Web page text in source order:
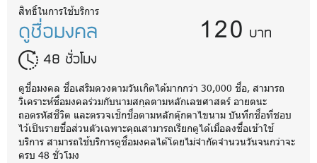
สิทธิ์ในการใช้บริการ
ดูชื่อมงคล
48 ชั่วโมง
120 บาท
ดูชื่อมงคล ชื่อเสริมดวงตามวันเกิดได้มากกว่า 30,000 ชื่อ, สามารถ
วิเคราะห์ชื่อมงคลร่วมกับนามสกุลตามหลักเลขศาสตร์ อายตนะ
ถอดรหัสชีวิต และตรวจเช็กชื่อตามหลักตุ๊กตาไขนาม บันทึกชื่อที่ชอบ
ไว้เป็นรายชื่อส่วนตัวเฉพาะคุณสามารถเรียกดูได้เมื่อลงชื่อเข้าใช้
บริการ สามารถใช้บริการดูชื่อมงคลได้โดยไม่จำกัดจำนวนวันจนกว่าจะ
ครบ 48 ชั่วโมง